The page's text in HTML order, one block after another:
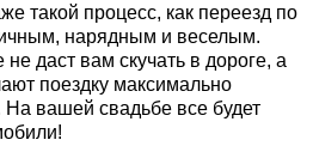
такой процесс, как переезд по
нарядным и веселым.
даст вам скучать в дороге, а
поездку максимально
На вашей свадьбе все будет